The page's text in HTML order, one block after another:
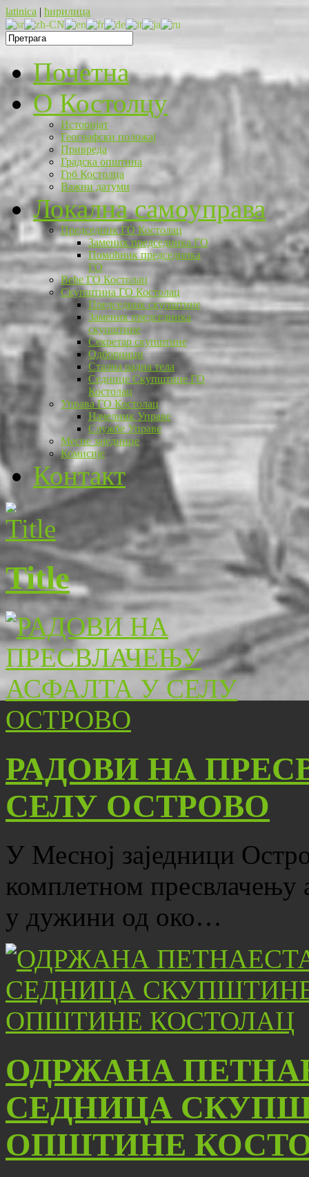
latinica | ћирилица
Почетна
O Костолцу
Историјат
Географски положај
Привреда
Градска општина
Грб Костолца
Важни датуми
Локална самоуправа
Председник ГО Костолац
Заменик председника ГО
Помоћник председника
ГО
Веће ГО Костолац
Скупштина ГО Костолац
Председник скупштине
Заменик председника
скупштине
Секретар скупштине
Одборници
Стална радна тела
Седнице Скупштине ГО
Костолац
Управа ГО Костолац
Начелник Управе
Службе Управе
Месне заједнице
Комисије
Контакт
Title
РАДОВИ НА
СЕЛУ ОСТРОВО
У Месној заједници
комплетном
у дужини од око…
ОДРЖАНА
СЕДНИЦА
ОПШТИНЕ